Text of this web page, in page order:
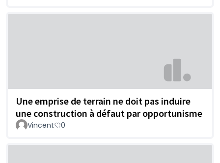
Une emprise de terrain ne doit pas induire
une construction à défaut par opportunisme
Vincent 0